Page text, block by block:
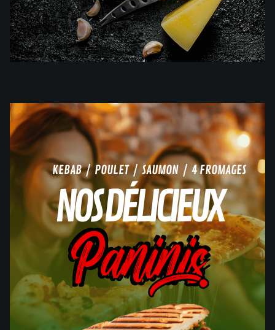
KEBAB / POULET / SAUMON / 4 FROMAGES
NOS DÉLICIEUX
Paninis